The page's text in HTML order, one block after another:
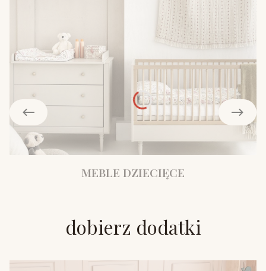
MEBLE DZIECIĘCE
dobierz dodatki